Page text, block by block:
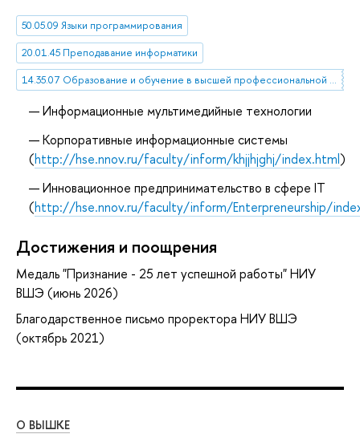
50.05.09 Языки программирования
20.01.45 Преподавание информатики
14.35.07 Образование и обучение в высшей профессиональной школе
Информационные мультимедийные технологии
Корпоративные информационные системы
(http://hse.nnov.ru/faculty/inform/khjjhjghj/index.html)
Инновационное предпринимательство в сфере IT
(http://hse.nnov.ru/faculty/inform/Enterpreneurship/
Достижения и поощрения
Медаль "Признание - 25 лет успешной работы" НИУ
ВШЭ (июнь 2026)
Благодарственное письмо проректора НИУ ВШЭ
(октябрь 2021)
О ВЫШКЕ